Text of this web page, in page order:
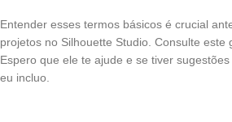
Entender esses termos básicos é crucial
projetos no Silhouette Studio. Consulte este
Espero que ele te ajude e se tiver
eu incluo.